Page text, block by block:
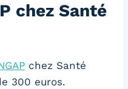
chez Santé
chez Santé
300 euros.